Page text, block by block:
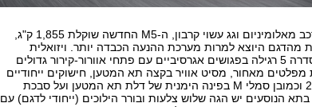
תודות לחלקי מרכב מאלומיניום וגג עשוי קרבון, ה-M5 החדשה שוקלת 1,855 ק"ג,
פחות מהדגם היוצא למרות מערכת ההנעה הכבדה יותר. ויזואלית
נבדלת ה-M5 מסדרה 5 רגילה בפגושים אגרסיביים עם פתחי אוורור-קירור גדולים
מפלטים מאחור, מסיט אוויר בקצה תא המטען, חישוקים ייחודיים
בקוטר "19 או "20 וכמובן סמלי M בפינה הימנית של דלת תא המטען ועל סבכת
הנוסעים יש הגה שלוש צלעות ובורר הילוכים (ייחודי לדגם) עם